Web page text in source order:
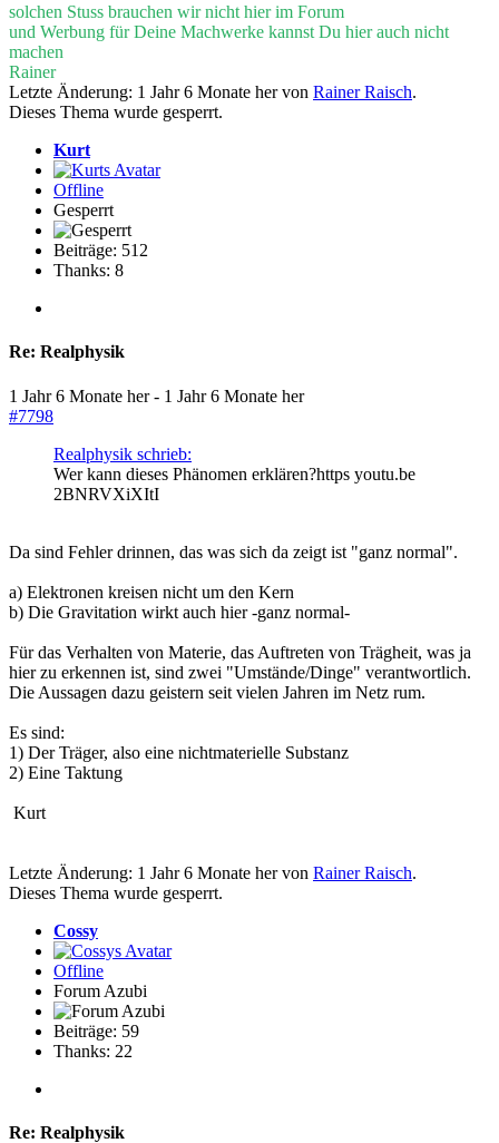
solchen Stuss brauchen wir nicht hier im Forum
und Werbung für Deine Machwerke kannst Du hier auch nicht
machen
Rainer
Letzte Änderung: 1 Jahr 6 Monate her von Rainer Raisch.
Dieses Thema wurde gesperrt.
Kurt
Offline
Gesperrt
Beiträge: 512
Thanks: 8
Re: Realphysik
1 Jahr 6 Monate her- 1 Jahr 6 Monate her
#7798
Realphysik schrieb:
Wer kann dieses Phänomen erklären?https youtu.be
2BNRVXiXItI
Da sind Fehler drinnen, das was sich da zeigt ist "ganz normal".
a) Elektronen kreisen nicht um den Kern
b) Die Gravitation wirkt auch hier -ganz normal-
Für das Verhalten von Materie, das Auftreten von Trägheit, was ja
hier zu erkennen ist, sind zwei "Umstände/Dinge" verantwortlich.
Die Aussagen dazu geistern seit vielen Jahren im Netz rum.
Es sind:
1) Der Träger, also eine nichtmaterielle Substanz
2) Eine Taktung
Kurt
Letzte Änderung: 1 Jahr 6 Monate her von Rainer Raisch.
Dieses Thema wurde gesperrt.
Cossy
Offline
Forum Azubi
Beiträge: 59
Thanks: 22
Re: Realphysik